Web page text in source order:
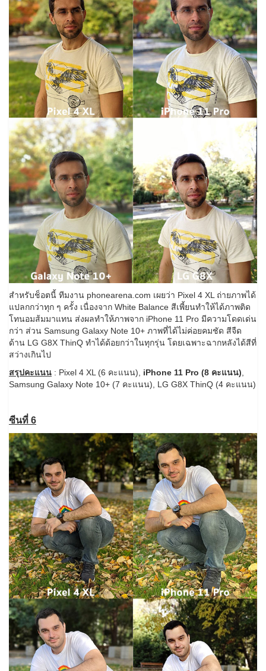
สำหรับช็อตนี้ ทีมงาน phonearena.com เผยว่า Pixel 4 XL ถ่ายภาพได้
แปลกกว่าทุก ๆ ครั้ง เนื่องจาก White Balance สีเพี้ยนทำให้ได้ภาพติด
โทนอมส้มมาแทน ส่งผลทำให้ภาพจาก iPhone 11 Pro มีความโดดเด่น
กว่า ส่วน Samsung Galaxy Note 10+ ภาพที่ได้ไม่ค่อยคมชัด สีจืด
ด้าน LG G8X ThinQ ทำได้ด้อยกว่าในทุกรุ่น โดยเฉพาะฉากหลังได้สีที่
สว่างเกินไป
สรุปคะแนน : Pixel 4 XL (6 คะแนน), iPhone 11 Pro (8 คะแนน),
Samsung Galaxy Note 10+ (7 คะแนน), LG G8X ThinQ (4 คะแนน)
ซีนที่ 6